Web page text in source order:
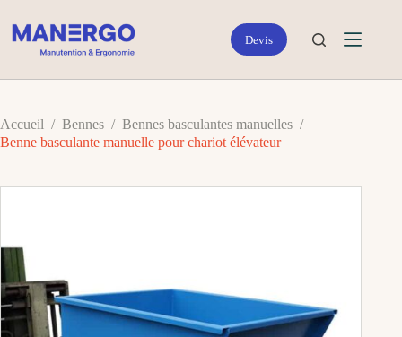
au
contenu
Accueil / Bennes / Bennes basculantes manuelles /
Benne basculante manuelle pour chariot élévateur